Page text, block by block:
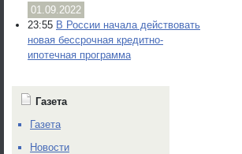
01.09.2022
23:55 В России начала действовать
новая бессрочная кредитно-
ипотечная программа
Газета
Газета
Новости